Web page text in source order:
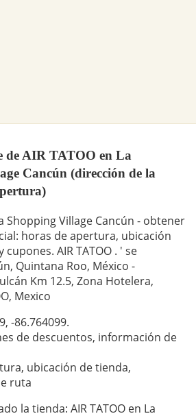
de AIR TATOO en La
Cancún (dirección de la
Shopping Village Cancún - obtener
horas de apertura, ubicación
AIR TATOO . ' se
Quintana Roo, México -
Km 12.5, Zona Hotelera,
Mexico
-86.764099.
de descuentos, información de
ubicación de tienda,
ruta
la tienda: AIR TATOO en La